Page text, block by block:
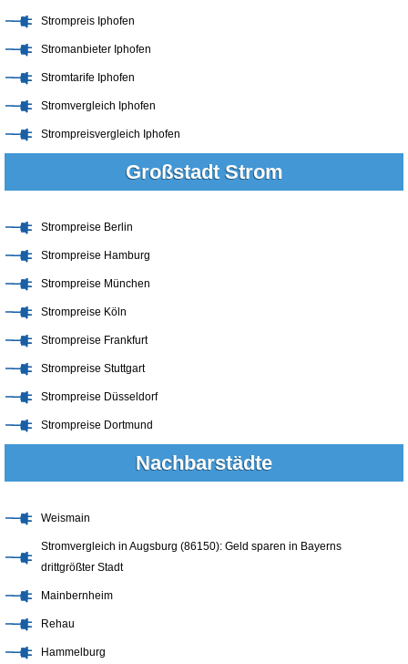
Strompreis Iphofen
Stromanbieter Iphofen
Stromtarife Iphofen
Stromvergleich Iphofen
Strompreisvergleich Iphofen
Großstadt Strom
Strompreise Berlin
Strompreise Hamburg
Strompreise München
Strompreise Köln
Strompreise Frankfurt
Strompreise Stuttgart
Strompreise Düsseldorf
Strompreise Dortmund
Nachbarstädte
Weismain
Stromvergleich in Augsburg (86150): Geld sparen in Bayerns
drittgrößter Stadt
Mainbernheim
Rehau
Hammelburg